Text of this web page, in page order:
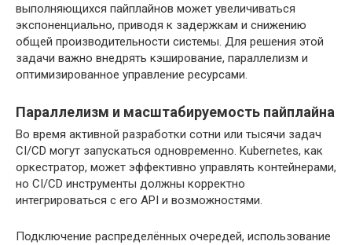
выполняющихся пайплайнов может увеличиваться
экспоненциально, приводя к задержкам и снижению
общей производительности системы. Для решения этой
задачи важно внедрять кэширование, параллелизм и
оптимизированное управление ресурсами.
Параллелизм и масштабируемость пайплайна
Во время активной разработки сотни или тысячи задач
CI/CD могут запускаться одновременно. Kubernetes, как
оркестратор, может эффективно управлять контейнерами,
но CI/CD инструменты должны корректно
интегрироваться с его API и возможностями.
Подключение распределённых очередей, использование